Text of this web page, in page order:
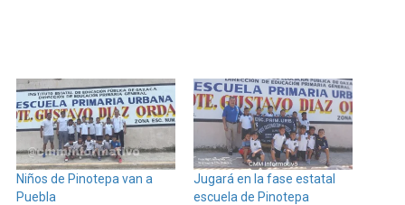
Niños de Pinotepa van a
Puebla
Jugará en la fase estatal
escuela de Pinotepa